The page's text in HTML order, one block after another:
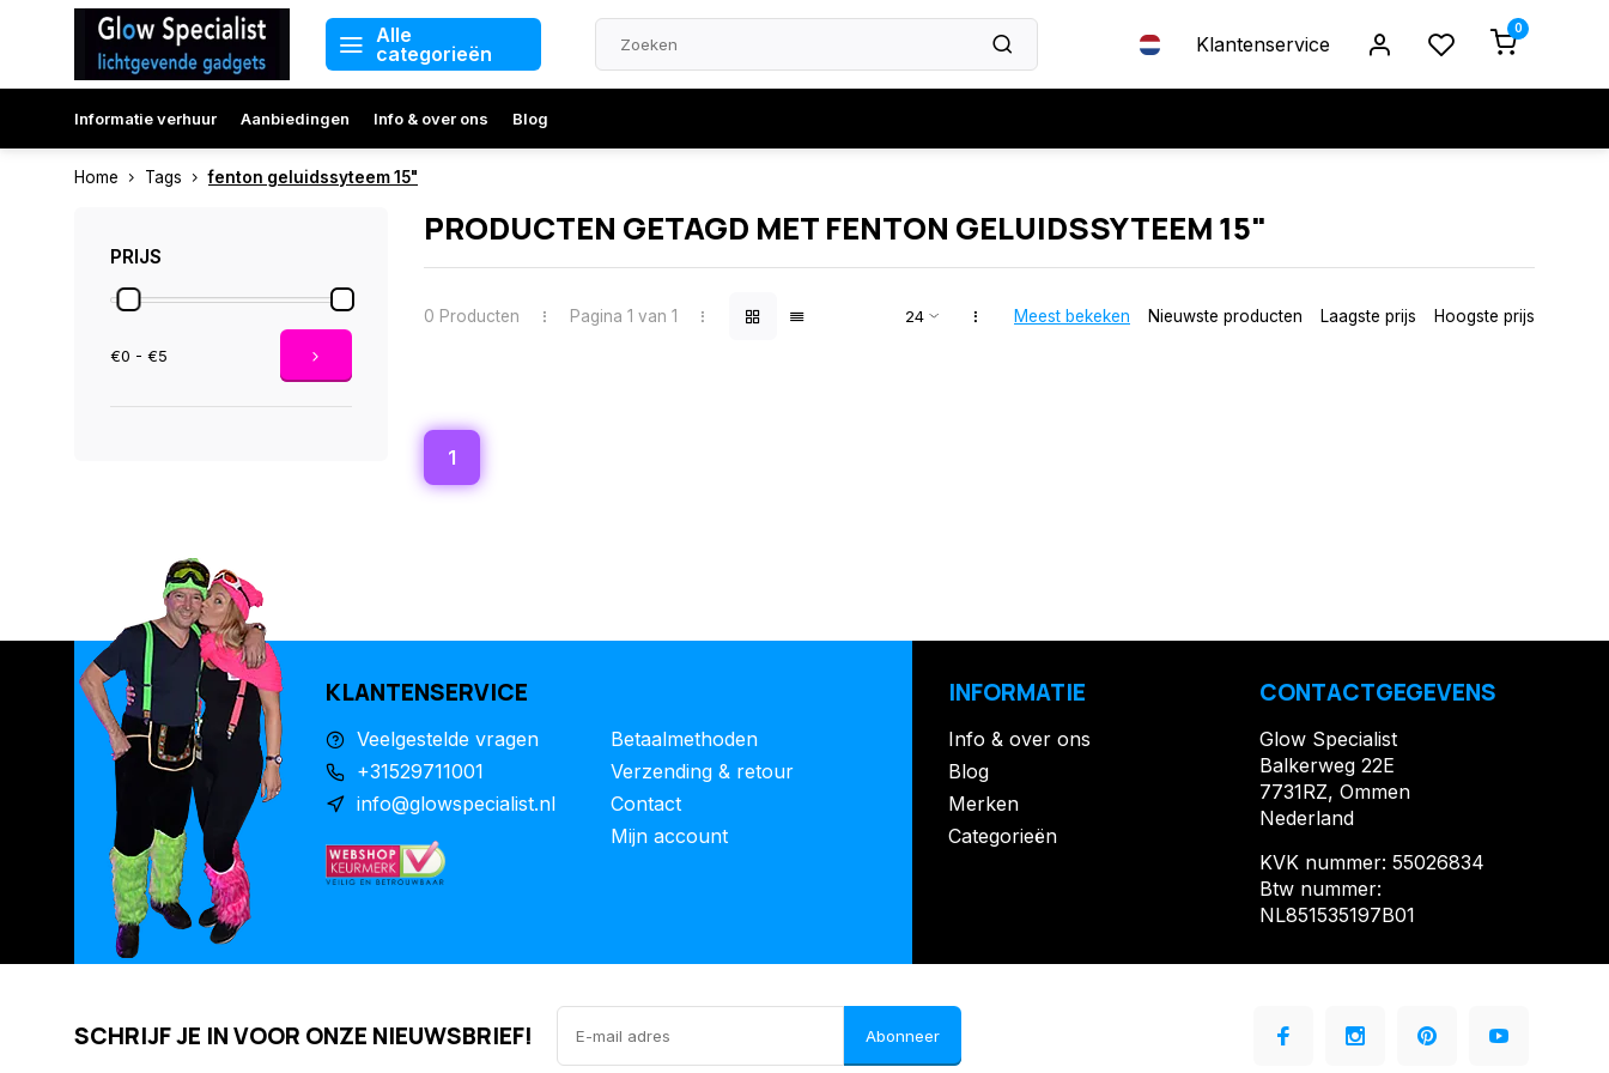
Alle
categorieën
Klantenservice
0
Informatie verhuur Aanbiedingen Info & over ons Blog
Home Tags fenton geluidssyteem 15"
PRIJS
€0 - €5
PRODUCTEN GETAGD MET FENTON GELUIDSSYTEEM 15"
0 Producten Pagina 1 van 1 Meest bekeken Nieuwste producten Laagste prijs Hoogste prijs
1
KLANTENSERVICE
Veelgestelde vragen
+31529711001
info@glowspecialist.nl
Betaalmethoden
Verzending & retour
Contact
Mijn account
INFORMATIE
Info & over ons
Blog
Merken
Categorieën
CONTACTGEGEVENS
Glow Specialist
Balkerweg 22E
7731RZ, Ommen
Nederland
KVK nummer: 55026834
Btw nummer:
NL851535197B01
SCHRIJF JE IN VOOR ONZE NIEUWSBRIEF! Abonneer